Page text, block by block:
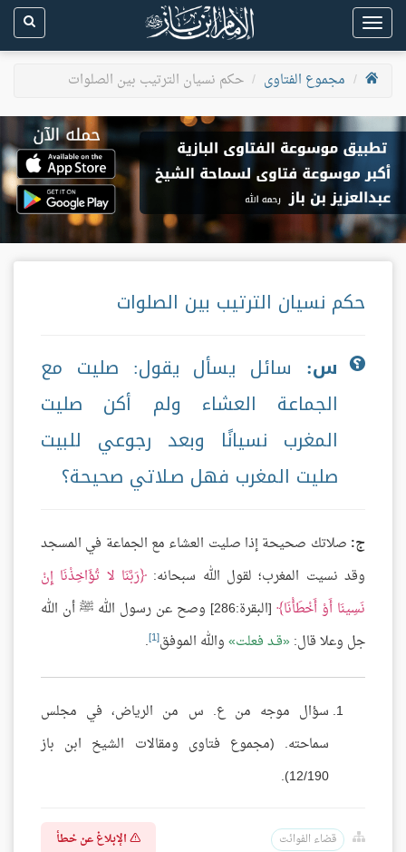
Toggle
navigation
مجموع الفتاوى
حكم نسيان الترتيب بين الصلوات
حكم نسيان الترتيب بين الصلوات
س: سائل يسأل يقول: صليت مع
الجماعة العشاء ولم أكن صليت
المغرب نسيانًا وبعد رجوعي للبيت
صليت المغرب فهل صـلاتي صحيحة؟
ج: صلاتك صحيحة إذا صليت العشاء مع الجماعة في المسجد
وقد نسيت المغرب؛ لقول الله سبحانه: رَبَّنَا لا تُؤَاخِذْنَا إِنْ
نَسِينَا أَوْ أَخْطَأْنَا
[البقرة:286] وصح عن رسول الله ﷺ أن الله
جل وعلا قال: قـد فعلت والله الموفق[1]
.
سؤال موجه من ع. س من الرياض، في مجلس
سماحته. (مجموع فتاوى ومقالات الشيخ ابن باز
12/190).
قضاء الفوائت الإبلاغ عن خطأ